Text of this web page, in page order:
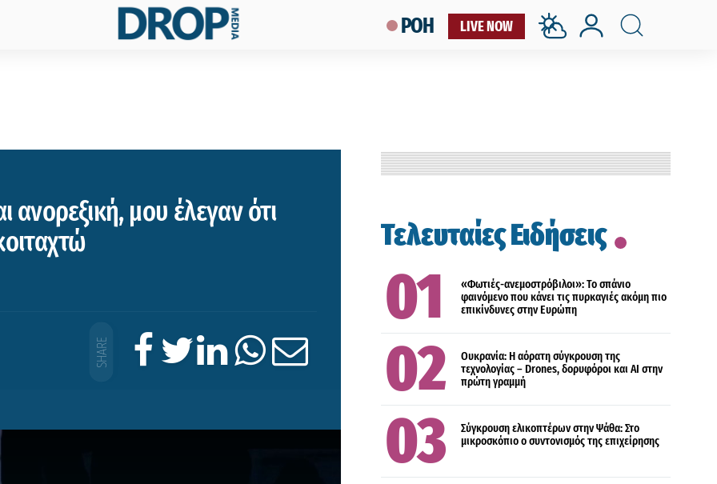
LIVE NOW
ΡΟΗ
ανορεξική, μου έλεγαν ότι
Τελευταίες Ειδήσεις
«Φωτιές-ανεμοστρόβιλοι»: Το σπάνιο
φαινόμενο που κάνει τις πυρκαγιές ακόμη πιο
επικίνδυνες στην Ευρώπη
ΔΙΕΘΝΗ
Ουκρανία: Η αόρατη σύγκρουση της
τεχνολογίας – Drones, δορυφόροι και AI στην
πρώτη γραμμή
ΕΛΛΑΔΑ
Σύγκρουση ελικοπτέρων στην Ψάθα: Στο
μικροσκόπιο ο συντονισμός της επιχείρησης
ΠΟΛΙΤΙΣΜΟΣ